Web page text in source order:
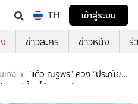
TH
เข้าสู่ระบบ
ข่าวละคร ข่าวหนัง รี
เทิง
“แต้ว ณฐพร” ควง “ประณัย”
ทริปนี้เบบี๋ต้องมาแล้ว!